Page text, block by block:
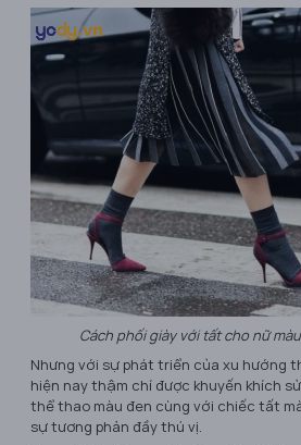
Cách phối giày với tất cho nữ
Nhưng với sự phát triển của xu hướng
hiện nay thậm chí được khuyến khích
thể thao màu đen cùng với chiếc tất
sự tương phản đầy thú vị.